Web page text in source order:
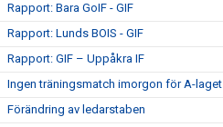
Rapport: Bara GoIF - GIF
Rapport: Lunds BOIS - GIF
Rapport: GIF – Uppåkra IF
Ingen träningsmatch imorgon för A-laget
Förändring av ledarstaben